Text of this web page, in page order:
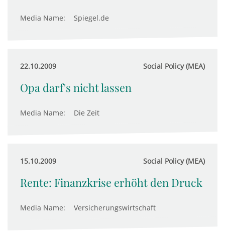
Media Name: Spiegel.de
22.10.2009 Social Policy (MEA)
Opa darf's nicht lassen
Media Name: Die Zeit
15.10.2009 Social Policy (MEA)
Rente: Finanzkrise erhöht den Druck
Media Name: Versicherungswirtschaft